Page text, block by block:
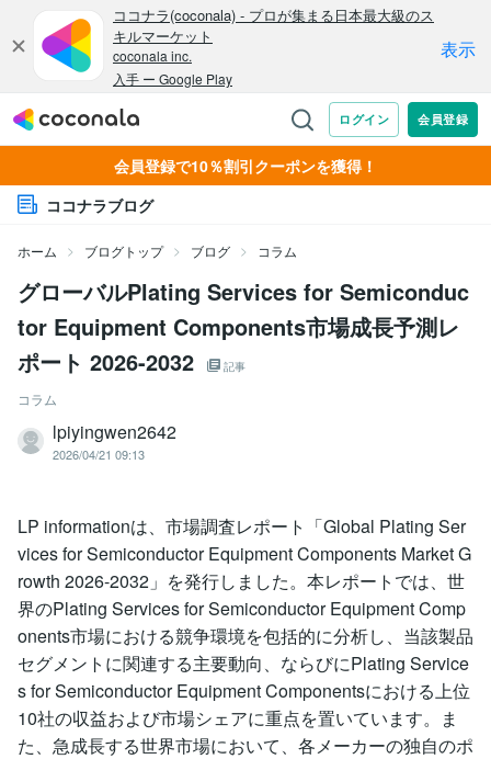
会員登録で10％割引クーポンを獲得！
ココナラブログ
ホーム ブログトップ ブログ コラム
グローバルPlating Services for Semiconduc
tor Equipment Components市場成長予測レ
ポート 2026-2032
記事
コラム
lpiyingwen2642
2026/04/21 09:13
LP informationは、市場調査レポート「Global Plating Ser
vices for Semiconductor Equipment Components Market G
rowth 2026-2032」を発行しました。本レポートでは、世
界のPlating Services for Semiconductor Equipment Comp
onents市場における競争環境を包括的に分析し、当該製品
セグメントに関連する主要動向、ならびにPlating Service
s for Semiconductor Equipment Componentsにおける上位
10社の収益および市場シェアに重点を置いています。ま
た、急成長する世界市場において、各メーカーの独自のポ